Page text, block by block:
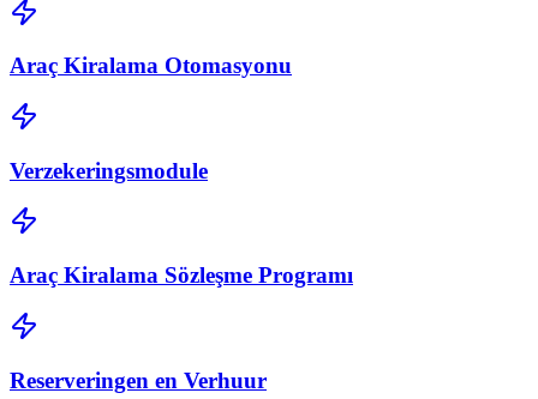
Araç Kiralama Otomasyonu
Verzekeringsmodule
Araç Kiralama Sözleşme Programı
Reserveringen en Verhuur